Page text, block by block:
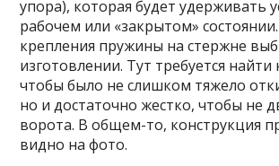
упора), которая будет удерживать
рабочем или «закрытом»
крепления пружины на стержне
изготовлении. Тут требуется
чтобы было не слишком тяжело
но и достаточно жестко, чтобы не
ворота. В общем-то, конструкция
видно на фото.